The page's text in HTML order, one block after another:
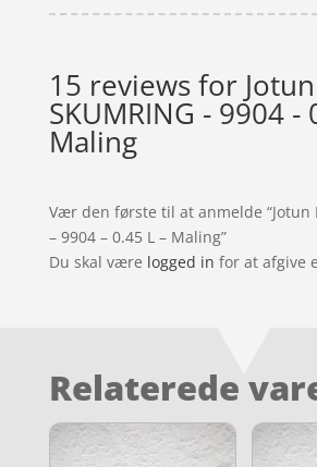
15 reviews for
SKUMRING - 9904 -
Maling
Vær den første til at anmelde “Jotun
– 9904 – 0.45 L – Maling”
Du skal være logged in for at afgive
Relaterede